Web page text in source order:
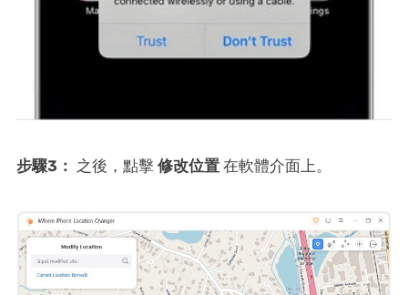
步驟3： 之後，點擊 修改位置在軟體介面上。